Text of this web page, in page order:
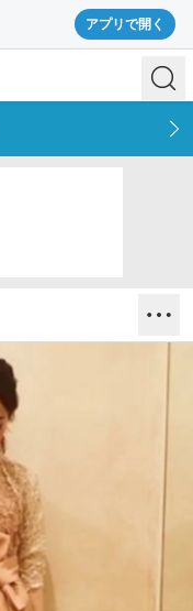
アプリで開く